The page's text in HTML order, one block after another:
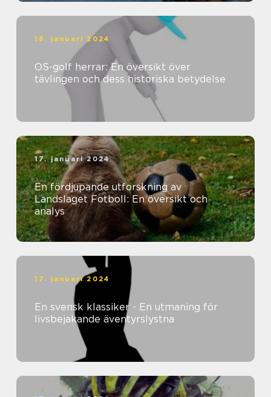
18. januari 2024
OS-golf herrar: En översikt över
tävlingen och dess historiska betydelse
17. januari 2024
En fördjupande utforskning av
Landslaget Fotboll: En översikt och
analys
17. januari 2024
En svensk klassiker - En utmaning för
livsbejakande äventyrslystna